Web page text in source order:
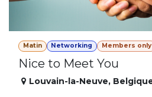
Matin Networking Members only
Nice to Meet You
Louvain-la-Neuve,